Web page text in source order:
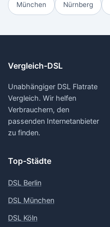
München Nürnberg
Vergleich-DSL
Unabhängiger DSL Flatrate
Vergleich. Wir helfen
Verbrauchern, den
passenden Internetanbieter
zu finden.
Top-Städte
DSL Berlin
DSL München
DSL Köln